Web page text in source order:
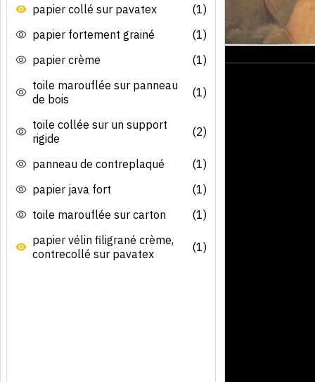
papier collé sur pavatex
(1)
papier fortement grainé
(1)
papier crème
(1)
toile marouflée sur panneau
de bois
(1)
toile collée sur un support
rigide
(2)
panneau de contreplaqué
(1)
papier java fort
(1)
toile marouflée sur carton
(1)
papier vélin filigrané crème,
contrecollé sur pavatex
(1)